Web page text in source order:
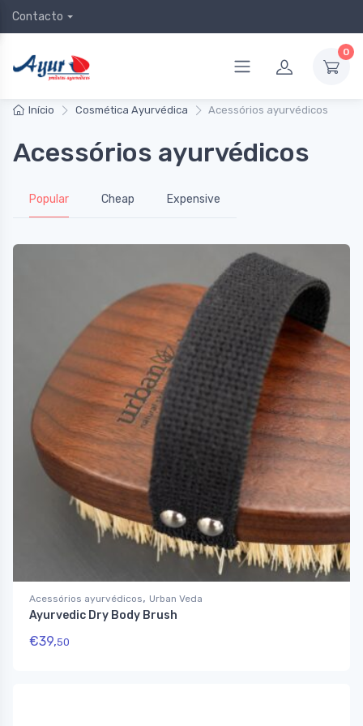
Contacto
0
Início Cosmética Ayurvédica Acessórios ayurvédicos
Acessórios ayurvédicos
Popular Cheap Expensive
Acessórios ayurvédicos, Urban Veda
Ayurvedic Dry Body Brush
€39,50